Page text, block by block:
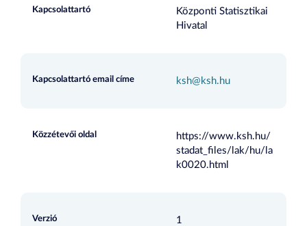
Kapcsolattartó
Központi Statisztikai
Hivatal
Kapcsolattartó email címe ksh@ksh.hu
Közzétevői oldal
https://www.ksh.hu/
stadat_files/lak/hu/la
k0020.html
Verzió 1